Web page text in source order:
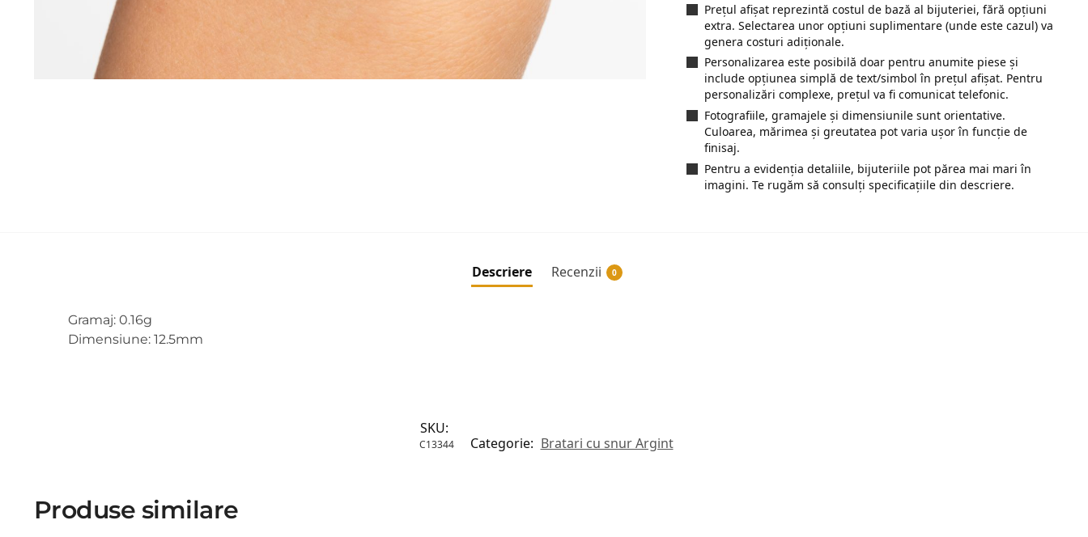
Prețul afișat reprezintă costul de bază al bijuteriei, fără opțiuni
extra. Selectarea unor opțiuni suplimentare (unde este cazul) va
genera costuri adiționale.
Personalizarea este posibilă doar pentru anumite piese și
include opțiunea simplă de text/simbol în prețul afișat. Pentru
personalizări complexe, prețul va fi comunicat telefonic.
Fotografiile, gramajele și dimensiunile sunt orientative.
Culoarea, mărimea și greutatea pot varia ușor în funcție de
finisaj.
Pentru a evidenția detaliile, bijuteriile pot părea mai mari în
imagini. Te rugăm să consulți specificațiile din descriere.
Descriere Recenzii 0
Gramaj: 0.16g
Dimensiune: 12.5mm
SKU:
C13344 Categorie: Bratari cu snur Argint
Produse similare